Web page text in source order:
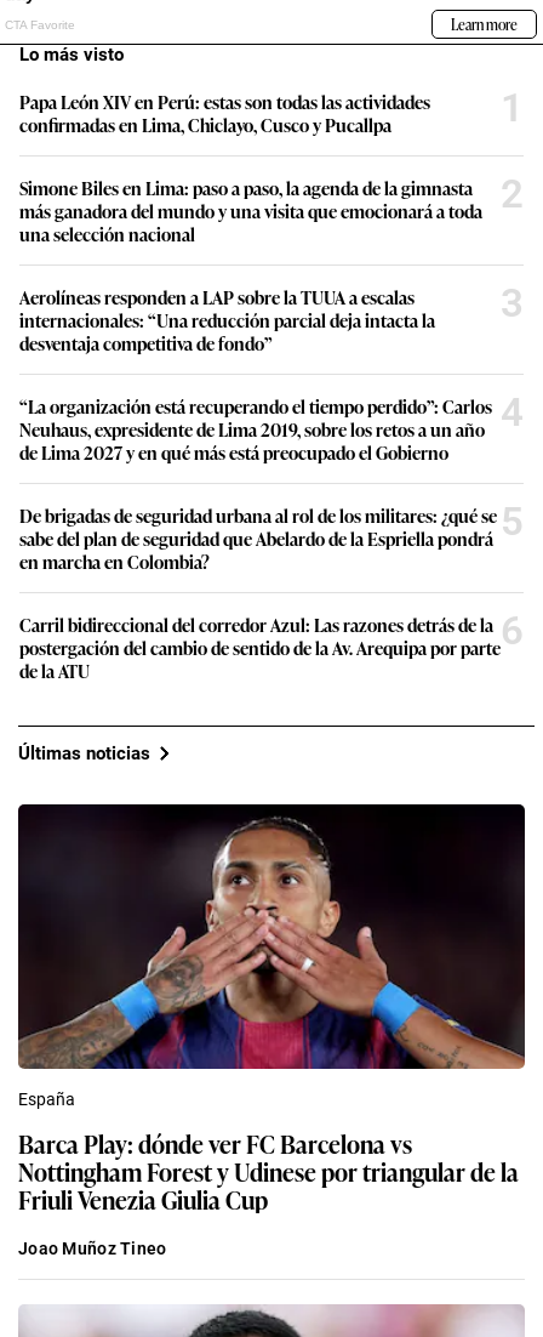
Lo más visto
Papa León XIV en Perú: estas son todas las actividades
confirmadas en Lima, Chiclayo, Cusco y Pucallpa
1
Simone Biles en Lima: paso a paso, la agenda de la gimnasta
más ganadora del mundo y una visita que emocionará a toda
una selección nacional
2
Aerolíneas responden a LAP sobre la TUUA a escalas
internacionales: “Una reducción parcial deja intacta la
desventaja competitiva de fondo”
3
“La organización está recuperando el tiempo perdido”: Carlos
Neuhaus, expresidente de Lima 2019, sobre los retos a un año
de Lima 2027 y en qué más está preocupado el Gobierno
4
De brigadas de seguridad urbana al rol de los militares: ¿qué se
sabe del plan de seguridad que Abelardo de la Espriella pondrá
en marcha en Colombia?
5
Carril bidireccional del corredor Azul: Las razones detrás de la
postergación del cambio de sentido de la Av. Arequipa por parte
de la ATU
6
Últimas noticias
España
Barca Play: dónde ver FC Barcelona vs
Nottingham Forest y Udinese por triangular de la
Friuli Venezia Giulia Cup
Joao Muñoz Tineo